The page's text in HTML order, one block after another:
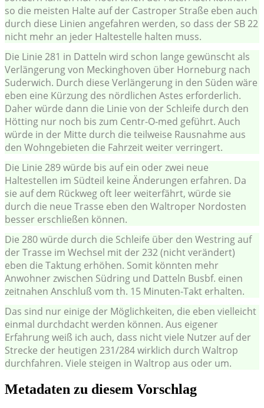
so die meisten Halte auf der Castroper Straße eben auch
durch diese Linien angefahren werden, so dass der SB 22
nicht mehr an jeder Haltestelle halten muss.
Die Linie 281 in Datteln wird schon lange gewünscht als
Verlängerung von Meckinghoven über Horneburg nach
Suderwich. Durch diese Verlängerung in den Süden wäre
eben eine Kürzung des nördlichen Astes erforderlich.
Daher würde dann die Linie von der Schleife durch den
Hötting nur noch bis zum Centr-O-med geführt. Auch
würde in der Mitte durch die teilweise Rausnahme aus
den Wohngebieten die Fahrzeit weiter verringert.
Die Linie 289 würde bis auf ein oder zwei neue
Haltestellen im Südteil keine Änderungen erfahren. Da
sie auf dem Rückweg oft leer weiterfährt, würde sie
durch die neue Trasse eben den Waltroper Nordosten
besser erschließen können.
Die 280 würde durch die Schleife über den Westring auf
der Trasse im Wechsel mit der 232 (nicht verändert)
eben die Taktung erhöhen. Somit könnten mehr
Anwohner zwischen Südring und Datteln Busbf. einen
zeitnahen Anschluß vom th. 15 Minuten-Takt erhalten.
Das sind nur einige der Möglichkeiten, die eben vielleicht
einmal durchdacht werden können. Aus eigener
Erfahrung weiß ich auch, dass nicht viele Nutzer auf der
Strecke der heutigen 231/284 wirklich durch Waltrop
durchfahren. Viele steigen in Waltrop aus oder um.
Metadaten zu diesem Vorschlag